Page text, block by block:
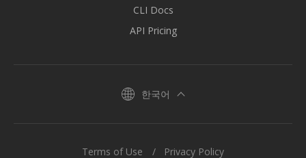
CLI Docs
API Pricing
한국어
Terms of Use Privacy Policy